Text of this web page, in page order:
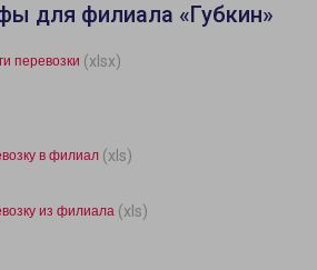
для филиала «Губкин»
перевозки (xlsx)
в филиал (xls)
из филиала (xls)